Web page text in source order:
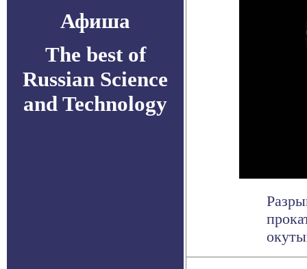
Афиша
The best of
Russian Science
and Technology